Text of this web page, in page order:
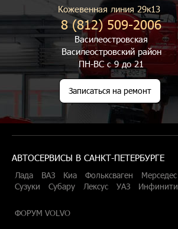
Кожевенная линия 29к13
8 (812) 509-2006
Василеостровская
Василеостровский район
ПН-ВС с 9 до 21
Записаться на ремонт
АВТОСЕРВИСЫ В САНКТ-ПЕТЕРБУРГЕ
Лада ВАЗ Киа Фольксваген Мерседес
Сузуки
Субару Лексус УАЗ Инфинити
ФОРУМ VOLVO